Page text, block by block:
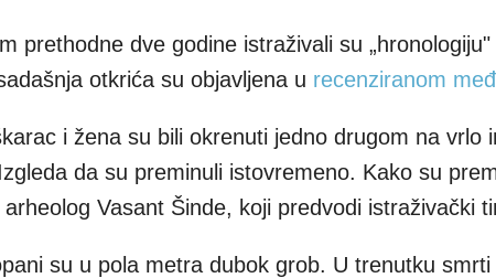
prethodne dve godine istraživali su
otkrića su objavljena u recenziranom
i žena su bili okrenuti jedno drugom na vrlo
da su preminuli istovremeno. Kako su
arheolog Vasant Šinde, koji predvodi istraživački
su u pola metra dubok grob. U trenutku